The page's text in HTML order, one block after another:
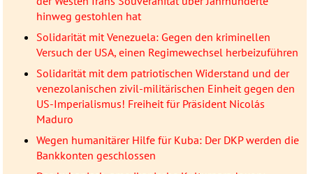
hinweg gestohlen hat
Solidarität mit Venezuela: Gegen den kriminellen
Versuch der USA, einen Regimewechsel herbeizuführen
Solidarität mit dem patriotischen Widerstand und der
venezolanischen zivil-militärischen Einheit gegen den
US-Imperialismus! Freiheit für Präsident Nicolás
Maduro
Wegen humanitärer Hilfe für Kuba: Der DKP werden die
Bankkonten geschlossen